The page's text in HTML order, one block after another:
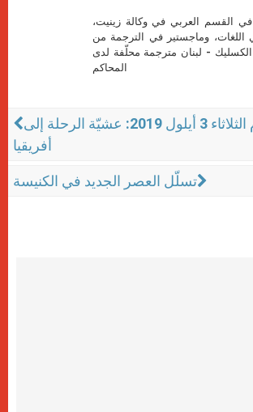
القسم العربي في وكالة زينيت،
وماجستير في الترجمة من
- لبنان مترجمة محلّفة لدى
المحاكم
عناوين نشرة يوم الثلاثاء 3 أيلول 2019: عشيّة الرحلة إلى
أفريقيا
تسلّل العصر الجديد في الكنيسة